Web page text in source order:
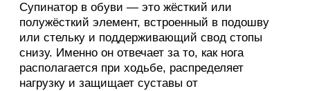
Супинатор в обуви — это жёсткий или
полужёсткий элемент, встроенный в подошву
или стельку и поддерживающий свод стопы
снизу. Именно он отвечает за то, как нога
располагается при ходьбе, распределяет
нагрузку и защищает суставы от